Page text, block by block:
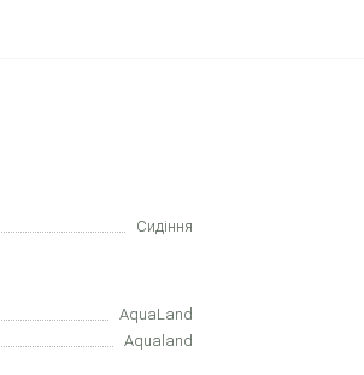
Сидіння
AquaLand
Aqualand